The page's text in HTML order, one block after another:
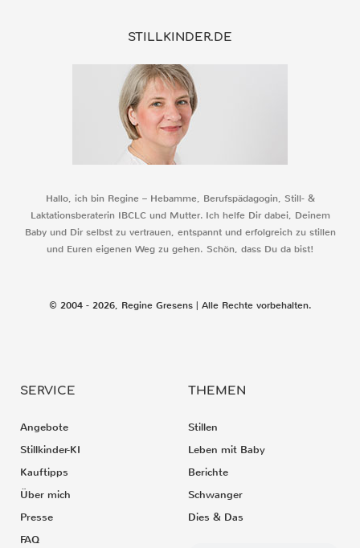
STILLKINDER.DE
Hallo, ich bin Regine – Hebamme, Berufspädagogin, Still- &
Laktationsberaterin IBCLC und Mutter. Ich helfe Dir dabei, Deinem
Baby und Dir selbst zu vertrauen, entspannt und erfolgreich zu stillen
und Euren eigenen Weg zu gehen. Schön, dass Du da bist!
© 2004 - 2026, Regine Gresens | Alle Rechte vorbehalten.
SERVICE
Angebote
Stillkinder-KI
Kauftipps
Über mich
Presse
FAQ
THEMEN
Stillen
Leben mit Baby
Berichte
Schwanger
Dies & Das